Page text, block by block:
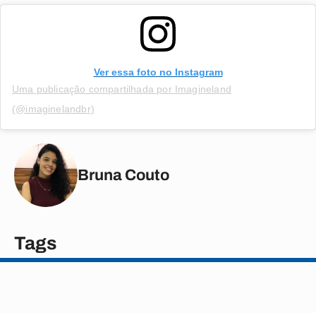
Ver essa foto no Instagram
Uma publicação compartilhada por Imagineland
(@imaginelandbr)
Bruna Couto
Tags